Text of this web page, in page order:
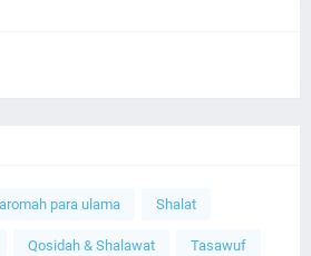
para ulama Shalat
Qosidah & Shalawat Tasawuf